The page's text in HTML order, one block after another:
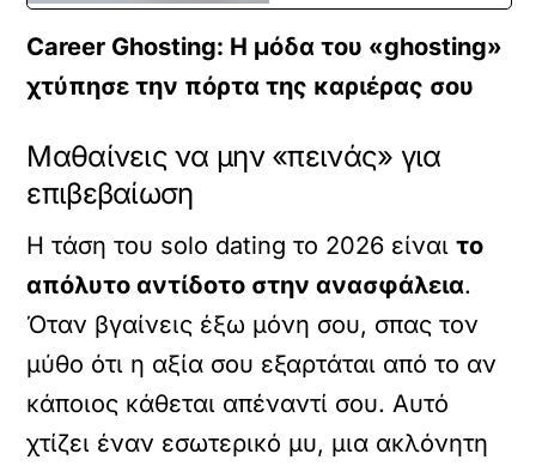
Career Ghosting: Η μόδα του «ghosting»
χτύπησε την πόρτα της καριέρας σου
Μαθαίνεις να μην «πεινάς» για
επιβεβαίωση
Η τάση του solo dating το 2026 είναιτο
απόλυτο αντίδοτο στην ανασφάλεια.
Όταν βγαίνεις έξω μόνη σου, σπας τον
μύθο ότι η αξία σου εξαρτάται από το αν
κάποιος κάθεται απέναντί σου. Αυτό
χτίζει έναν εσωτερικό μυ, μια ακλόνητη